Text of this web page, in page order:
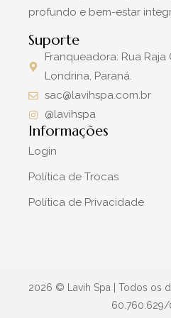
profundo e bem-estar
Suporte
Franqueadora: Rua Raja
Londrina, Paraná.
sac@lavihspa.com.br
@lavihspa
Informações
Login
Política de Trocas
Política de Privacidade
2026 © Lavih Spa | Todos os
60.760.629/